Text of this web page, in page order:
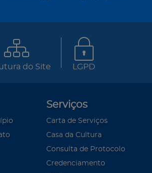
do Site LGPD
Serviços
Carta de Serviços
Casa da Cultura
Consulta de Protocolo
Credenciamento